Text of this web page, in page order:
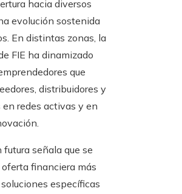
hacia diversos
evolución sostenida
En distintas zonas, la
FIE ha dinamizado
que
distribuidores y
en redes activas y en
futura señala que se
financiera más
específicas